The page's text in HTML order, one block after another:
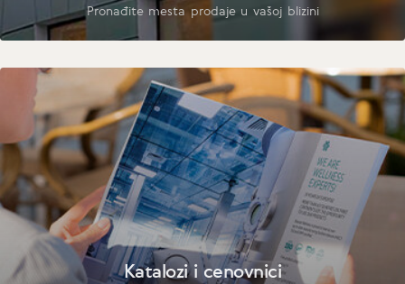
Pronađite mesta prodaje u vašoj blizini
Katalozi i cenovnici